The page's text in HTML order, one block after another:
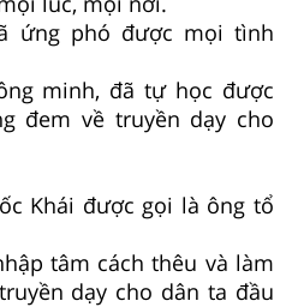
ứng phó được mọi tình
minh, đã tự học được
đem về truyền dạy cho
Khái được gọi là ông tổ
tâm cách thêu và làm
dạy cho dân ta đầu